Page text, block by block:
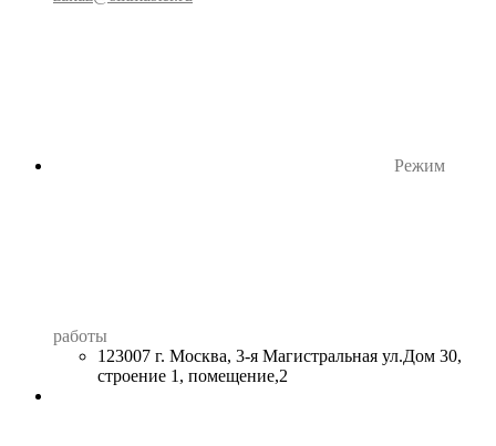
Режим
работы
123007 г. Москва, 3-я Магистральная ул.Дом 30,
строение 1, помещение,2